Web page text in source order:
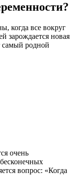
когда все вокруг
зарождается новая
самый родной
очень
вопрос: «Когда